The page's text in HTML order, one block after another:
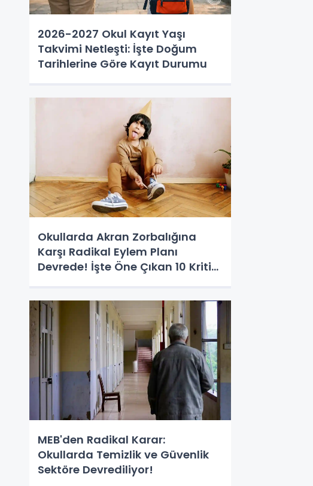
2026-2027 Okul Kayıt Yaşı
Takvimi Netleşti: İşte Doğum
Tarihlerine Göre Kayıt Durumu
Okullarda Akran Zorbalığına
Karşı Radikal Eylem Planı
Devrede! İşte Öne Çıkan 10 Kritik
MEB'den Radikal Karar:
Okullarda Temizlik ve Güvenlik
Sektöre Devrediliyor!